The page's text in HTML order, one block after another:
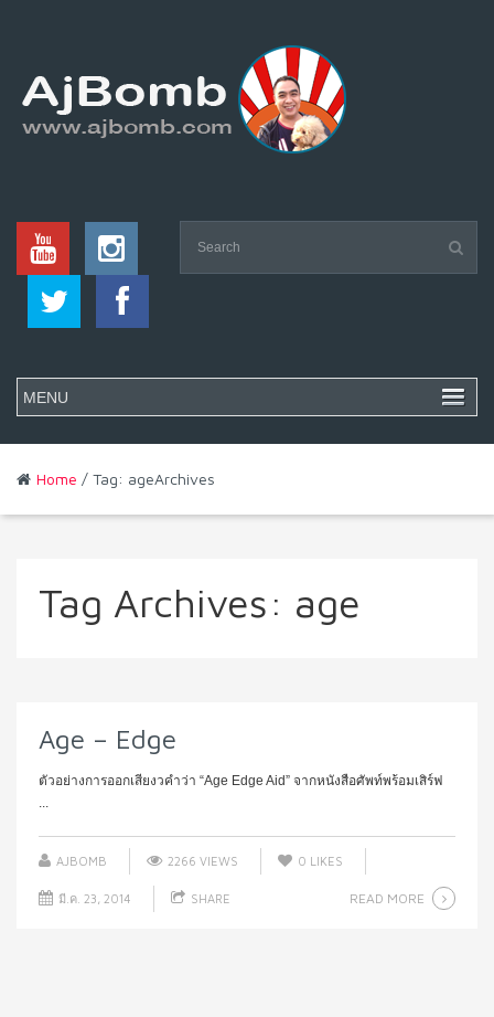
Home / Tag: ageArchives
Tag Archives: age
Age – Edge
ตัวอย่างการออกเสียงวคำว่า “Age Edge Aid” จากหนังสือศัพท์พร้อมเสิร์ฟ
...
AJBOMB 2266 VIEWS 0 LIKES
มี.ค. 23, 2014 SHARE READ MORE